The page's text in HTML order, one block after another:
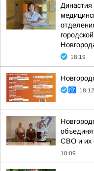
18:19
18:12
СВО и их
18:09